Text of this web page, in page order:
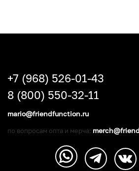
+7 (968) 526-01-43
8 (800) 550-32-11
mario@friendfunction.ru
по вопросам опта и мерча: